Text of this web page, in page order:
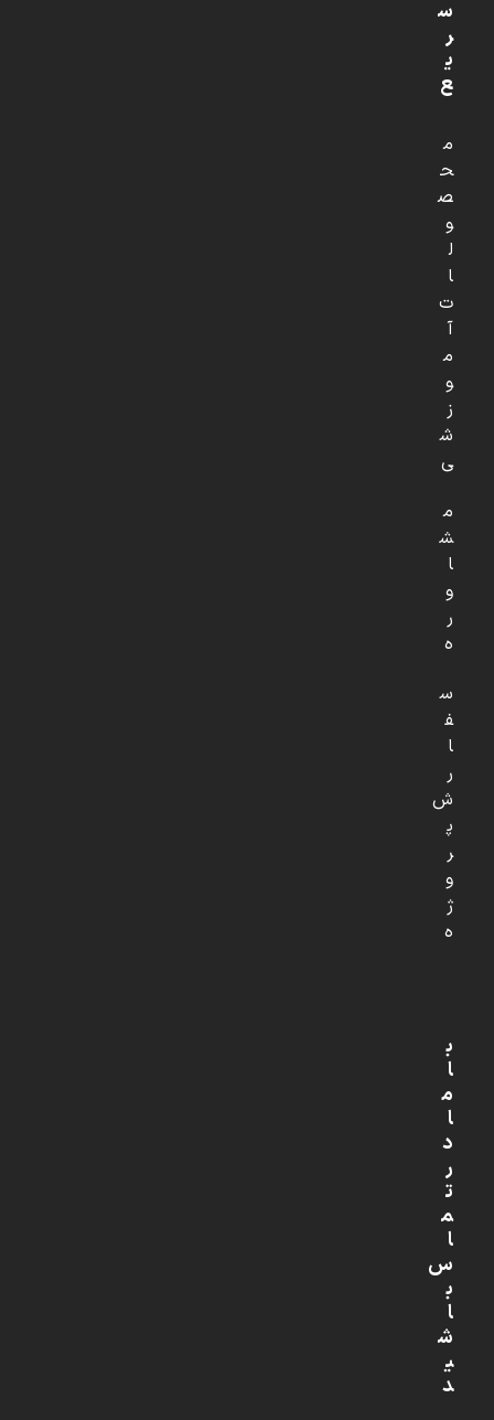
س
ر
ی
ع
م
ح
ص
و
ل
ا
ت
آ
م
و
ز
ش
ی
م
ش
ا
و
ر
ه
س
ف
ا
ر
ش
پ
ر
و
ژ
ه
ب
ا
م
ا
د
ر
ت
م
ا
س
ب
ا
ش
ی
د